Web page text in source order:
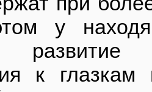
у
к глазкам